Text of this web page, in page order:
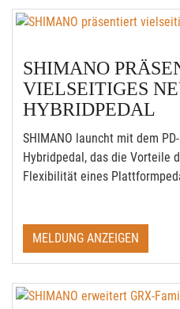
SHIMANO
VIELSEITIGES
HYBRIDPEDAL
SHIMANO launcht mit dem
Hybridpedal, das die Vorteile
Flexibilität eines
MELDUNG ANZEIGEN